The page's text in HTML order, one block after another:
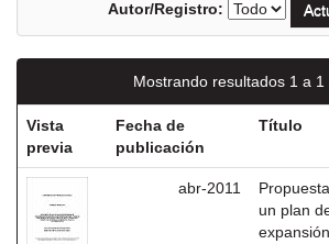
Autor/Registro:
Mostrando resultados 1 a 1
Vista
previa
Fecha de
publicación
Título
abr-2011
un plan